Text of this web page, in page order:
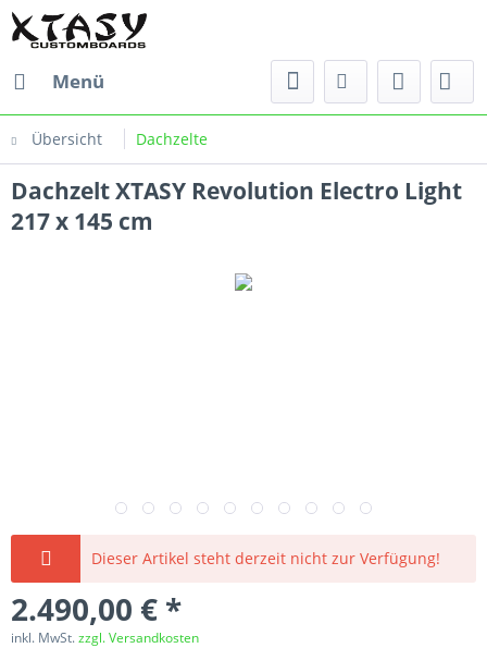
Menü
Übersicht Dachzelte
Dachzelt XTASY Revolution Electro Light
217 x 145 cm
Dieser Artikel steht derzeit nicht zur Verfügung!
2.490,00 € *
inkl. MwSt.zzgl. Versandkosten